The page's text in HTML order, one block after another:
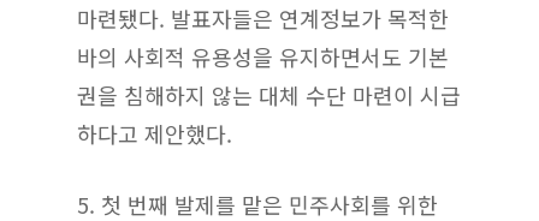
마련됐다. 발표자들은 연계정보가 목적한
바의 사회적 유용성을 유지하면서도 기본
권을 침해하지 않는 대체 수단 마련이 시급
하다고 제안했다.
5. 첫 번째 발제를 맡은 민주사회를 위한